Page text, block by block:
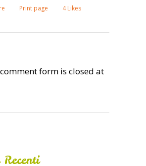
Print page 4Likes
form is closed at